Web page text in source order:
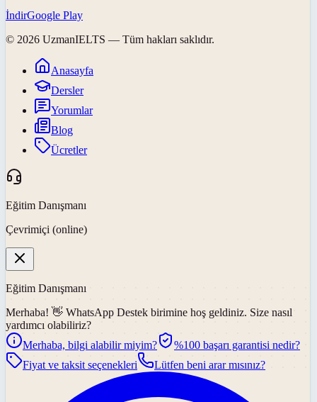
İndirGoogle Play
© 2026 UzmanIELTS — Tüm hakları saklıdır.
Anasayfa
Dersler
Yorumlar
Blog
Ücretler
Eğitim Danışmanı
Çevrimiçi (online)
Eğitim Danışmanı
Merhaba! 👋 WhatsApp Destek birimine hoş geldiniz. Size nasıl
yardımcı olabiliriz?
Merhaba, bilgi alabilir miyim?
%100 başarı garantisi nedir?
Fiyat ve taksit seçenekleri
Lütfen beni arar mısınız?